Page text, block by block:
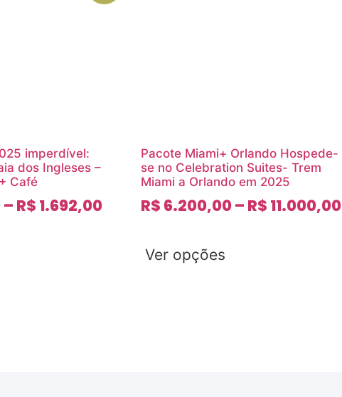
imperdível:
dos Ingleses –
Café
– R$ 1.692,00
Pacote Miami+ Orlando Hospede-
se no Celebration Suites- Trem
Miami a Orlando em 2025
R$ 6.200,00– R$ 11.000,00
Ver opções